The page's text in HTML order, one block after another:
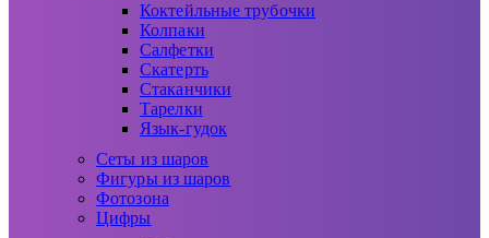
Коктейльные трубочки
Колпаки
Салфетки
Скатерть
Стаканчики
Тарелки
Язык-гудок
Сеты из шаров
Фигуры из шаров
Фотозона
Цифры